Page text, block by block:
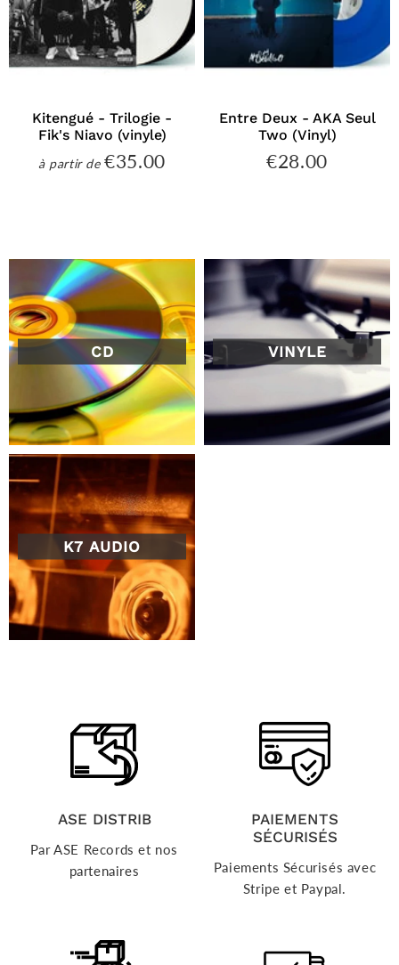
Kitengué - Trilogie -
Fik's Niavo (vinyle)
à partir dePrix
€35.00
Entre Deux - AKA Seul
Two (Vinyl)
Prix
€28.00
CD VINYLE
K7 AUDIO
ASE DISTRIB
Par ASE Records et nos
partenaires
PAIEMENTS
SÉCURISÉS
Paiements Sécurisés avec
Stripe et Paypal.